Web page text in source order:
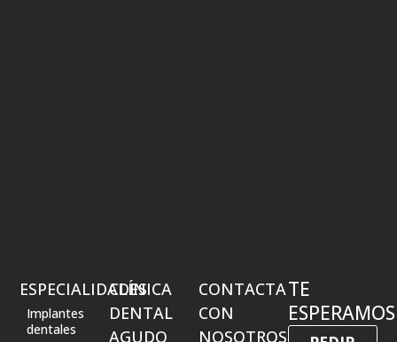
ESPECIALIDADES
Implantes
dentales
CLÍNICA
DENTAL
AGUDO
CONTACTA
CON
NOSOTROS
TE
ESPERAMOS